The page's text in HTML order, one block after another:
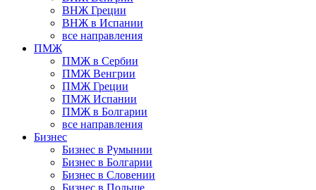
ВНЖ Греции
ВНЖ в Испании
все направления
ПМЖ
ПМЖ в Сербии
ПМЖ Венгрии
ПМЖ Греции
ПМЖ Испании
ПМЖ в Болгарии
все направления
Бизнес
Бизнес в Румынии
Бизнес в Болгарии
Бизнес в Словении
Бизнес в Польше